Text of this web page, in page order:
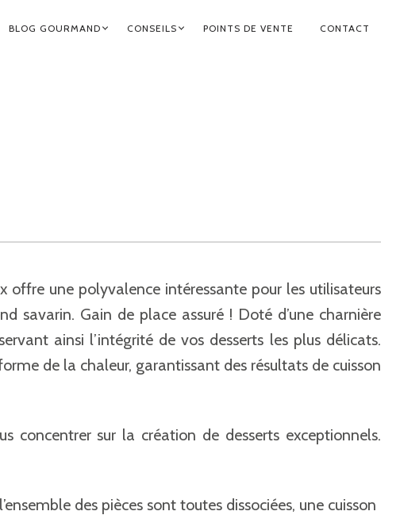
BLOG GOURMAND CONSEILS POINTS DE VENTE CONTACT
offre une polyvalence intéressante pour les utilisateurs
Gain de place assuré ! Doté d’une charnière
ainsi l’intégrité de vos desserts les plus délicats.
de la chaleur, garantissant des résultats de cuisson
sur la création de desserts exceptionnels.
des pièces sont toutes dissociées, une cuisson